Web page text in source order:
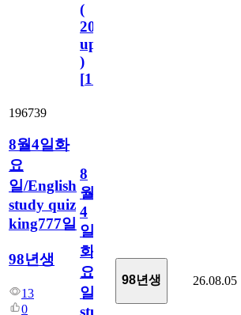
(
2023.11.1
update
)
[110
196739
8월4일화
요
일/English
study quiz
king777일
98년생
13
0
8
월
4
일
화
요
일/English
study
98년생 26.08.05